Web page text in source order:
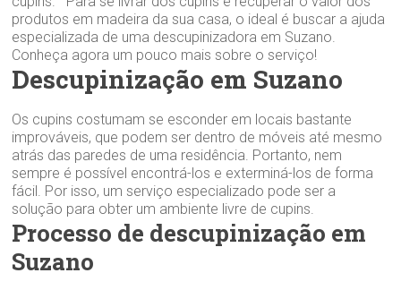
produtos em madeira da sua casa, o ideal é buscar a ajuda
especializada de uma descupinizadora em Suzano.
Conheça agora um pouco mais sobre o serviço!
Descupinização em Suzano
Os cupins costumam se esconder em locais bastante
improváveis, que podem ser dentro de móveis até mesmo
atrás das paredes de uma residência. Portanto, nem
sempre é possível encontrá-los e exterminá-los de forma
fácil. Por isso, um serviço especializado pode ser a
solução para obter um ambiente livre de cupins.
Processo de descupinização em
Suzano